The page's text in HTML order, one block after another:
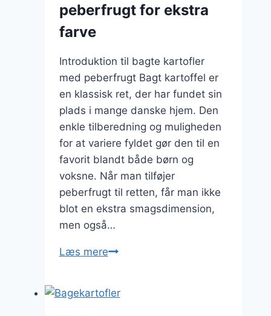
peberfrugt for ekstra
farve
Introduktion til bagte kartofler
med peberfrugt Bagt kartoffel er
en klassisk ret, der har fundet sin
plads i mange danske hjem. Den
enkle tilberedning og muligheden
for at variere fyldet gør den til en
favorit blandt både børn og
voksne. Når man tilføjer
peberfrugt til retten, får man ikke
blot en ekstra smagsdimension,
men også…
Læs mereBaket
peberfrugt